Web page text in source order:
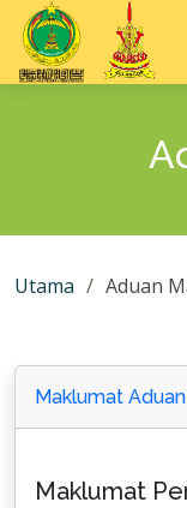
Utama Aduan
Maklumat Aduan
Maklumat